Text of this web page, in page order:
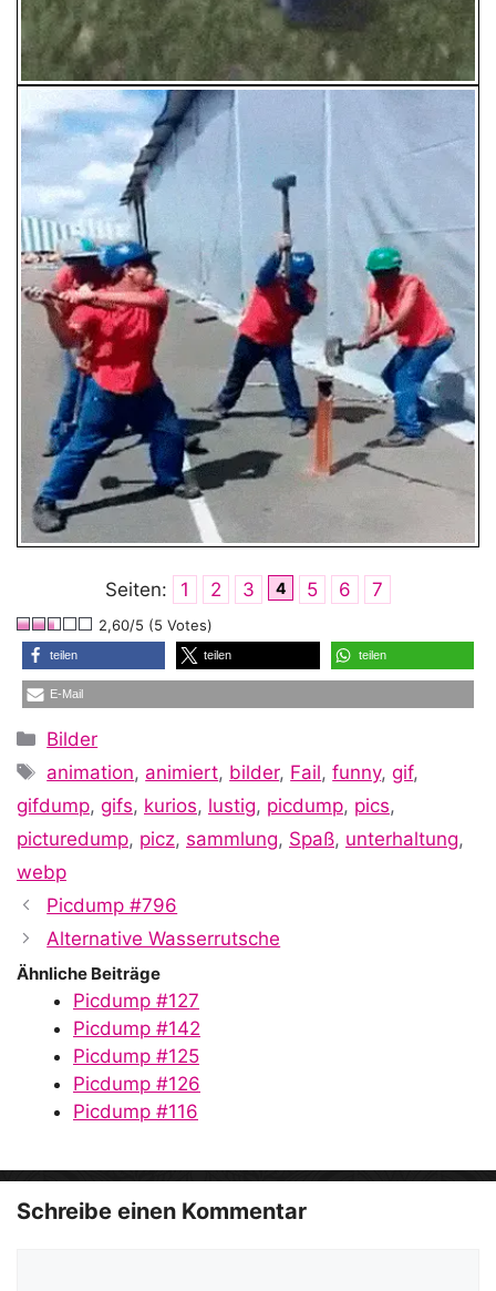
Seiten: 1 2 3 4 5 6 7
2,60/5 (5 Votes)
teilen teilen teilen
E-Mail
Kategorien
Bilder
Schlagwörter
animation, animiert, bilder, Fail,funny,gif,
gifdump, gifs, kurios, lustig, picdump, pics,
picturedump, picz, sammlung, Spaß, unterhaltung,
webp
Picdump #796
Alternative Wasserrutsche
Ähnliche Beiträge
Picdump #127
Picdump #142
Picdump #125
Picdump #126
Picdump #116
Schreibe einen Kommentar